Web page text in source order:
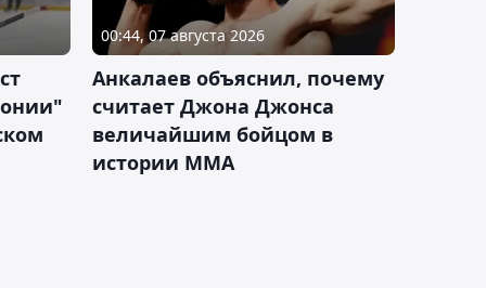
00:44, 07 августа 2026
Анкалаев объяснил, почему
считает Джона Джонса
величайшим бойцом в
истории ММА